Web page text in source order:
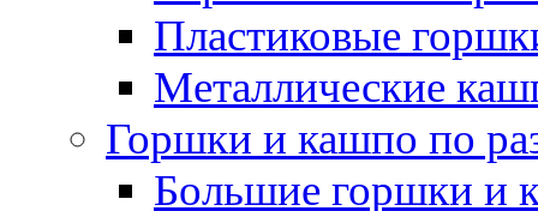
Пластиковые
Металлические
Горшки и кашпо по
Большие горшки и